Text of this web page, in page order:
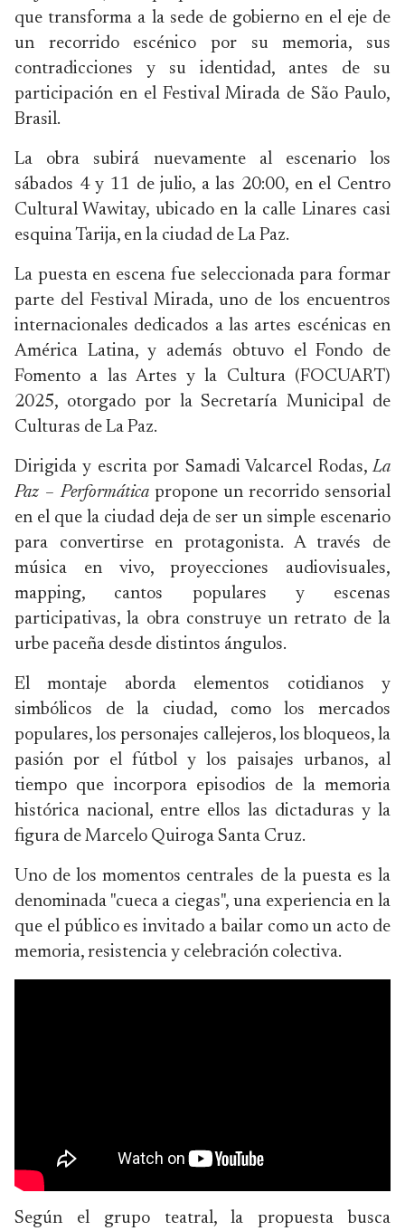
que transforma a la sede de gobierno en el eje de
un recorrido escénico por su memoria, sus
contradicciones y su identidad, antes de su
participación en el Festival Mirada de São Paulo,
Brasil.
La obra subirá nuevamente al escenario los
sábados 4 y 11 de julio, a las 20:00, en el Centro
Cultural Wawitay, ubicado en la calle Linares casi
esquina Tarija, en la ciudad de La Paz.
La puesta en escena fue seleccionada para formar
parte del Festival Mirada, uno de los encuentros
internacionales dedicados a las artes escénicas en
América Latina, y además obtuvo el Fondo de
Fomento a las Artes y la Cultura (FOCUART)
2025, otorgado por la Secretaría Municipal de
Culturas de La Paz.
Dirigida y escrita por Samadi Valcarcel Rodas,La
Paz – Performática propone un recorrido sensorial
en el que la ciudad deja de ser un simple escenario
para convertirse en protagonista. A través de
música en vivo, proyecciones audiovisuales,
mapping, cantos populares y escenas
participativas, la obra construye un retrato de la
urbe paceña desde distintos ángulos.
El montaje aborda elementos cotidianos y
simbólicos de la ciudad, como los mercados
populares, los personajes callejeros, los bloqueos, la
pasión por el fútbol y los paisajes urbanos, al
tiempo que incorpora episodios de la memoria
histórica nacional, entre ellos las dictaduras y la
figura de Marcelo Quiroga Santa Cruz.
Uno de los momentos centrales de la puesta es la
denominada "cueca a ciegas", una experiencia en la
que el público es invitado a bailar como un acto de
memoria, resistencia y celebración colectiva.
Según el grupo teatral, la propuesta busca